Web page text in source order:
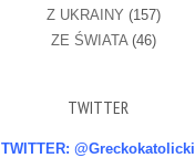
Z UKRAINY (157)
ZE ŚWIATA(46)
TWITTER
TWITTER: @Greckokatolicki